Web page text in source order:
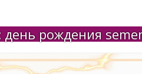
рождения